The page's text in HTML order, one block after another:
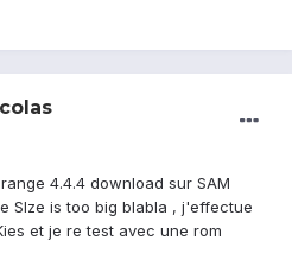
4.4.4 download sur SAM
SIze is too big blabla , j'effectue
et je re test avec une rom